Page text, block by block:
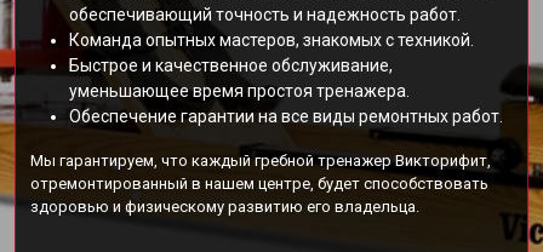
обеспечивающий точность и надежность работ.
Команда опытных мастеров, знакомых с техникой.
Быстрое и качественное обслуживание,
уменьшающее время простоя тренажера.
Обеспечение гарантии на все виды ремонтных работ.
Мы гарантируем, что каждый гребной тренажер Викторифит,
отремонтированный в нашем центре, будет способствовать
здоровью и физическому развитию его владельца.